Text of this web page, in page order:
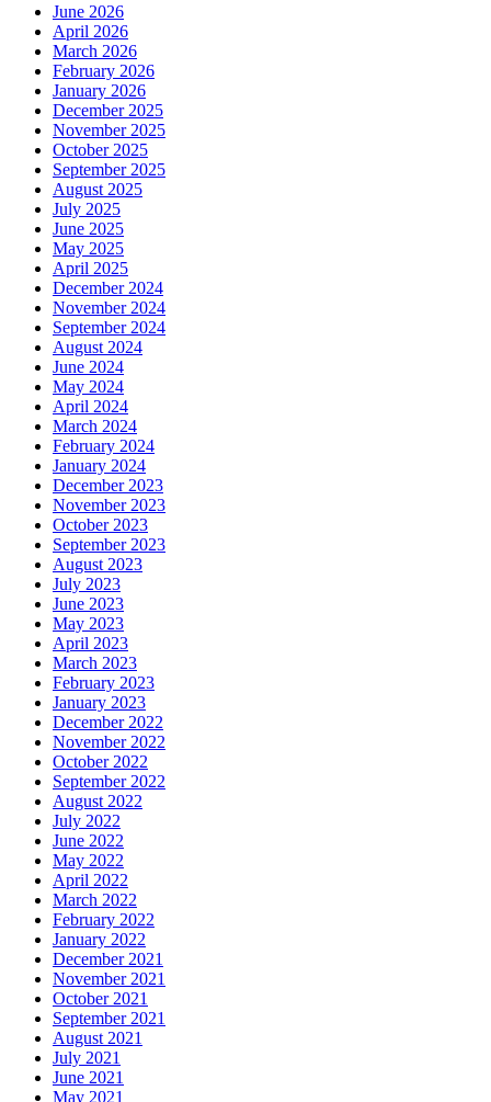
June 2026
April 2026
March 2026
February 2026
January 2026
December 2025
November 2025
October 2025
September 2025
August 2025
July 2025
June 2025
May 2025
April 2025
December 2024
November 2024
September 2024
August 2024
June 2024
May 2024
April 2024
March 2024
February 2024
January 2024
December 2023
November 2023
October 2023
September 2023
August 2023
July 2023
June 2023
May 2023
April 2023
March 2023
February 2023
January 2023
December 2022
November 2022
October 2022
September 2022
August 2022
July 2022
June 2022
May 2022
April 2022
March 2022
February 2022
January 2022
December 2021
November 2021
October 2021
September 2021
August 2021
July 2021
June 2021
May 2021